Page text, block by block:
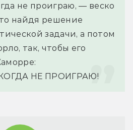
не проиграю, — веско
найдя решение
задачи, а потом
так, чтобы его
НЕ ПРОИГРАЮ!